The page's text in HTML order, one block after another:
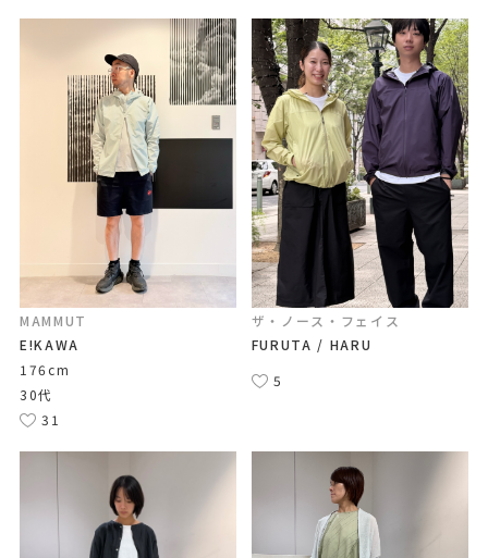
MAMMUT
E!KAWA
176cm
30代
31
ザ・ノース・フェイス
FURUTA / HARU
5